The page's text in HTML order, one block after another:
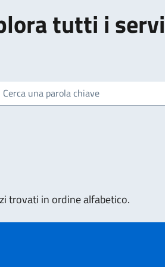
tutti i
Cerca una parola chiave
trovati in ordine alfabetico.